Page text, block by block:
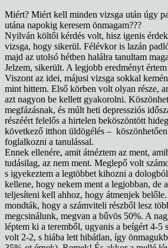
Miért? Miért kell minden vizsga után úgy
utána napokig keresem önmagam???
Nyilván költői kérdés volt, hisz igenis
vizsga, hogy sikerül. Félévkor is lazán
majd az utolsó hétben halálra tanultam
Jelzem, sikerült. A legjobb eredményt
Viszont az idei, májusi vizsga sokkal
mint hittem. Első körben volt olyan része,
azt nagyon be kellett gyakorolni.
megfázásnak, és múlt heti depressziós
részéért felelős a hirtelen beköszöntött
következő itthon üldögélés –
foglalkozni a tanulással.
Ennek ellenére, amit átnéztem az ment,
tudásilag, az nem ment. Meglepő volt
s igyekeztem a legtöbbet kihozni a
kellene, hogy nekem ment a legjobban, de
teljesíteni kell ahhoz, hogy átmenjek belőle.
mondták, hogy a számviteli részből lesz
megcsinálunk, megvan a bűvös 50%. A
léptem ki a teremből, ugyanis a beígért 4-5
volt 2-2, s hiába lett hibátlan, így